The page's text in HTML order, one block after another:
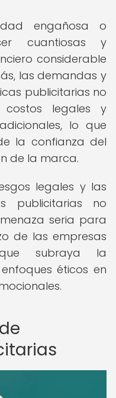
engañosa o
cuantiosas y
considerable
las demandas y
publicitarias no
costos legales y
lo que
la confianza del
de la marca.
legales y las
publicitarias no
seria para
de las empresas
subraya la
éticos en